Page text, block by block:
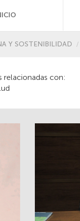
Y SOSTENIBILIDAD
relacionadas con: